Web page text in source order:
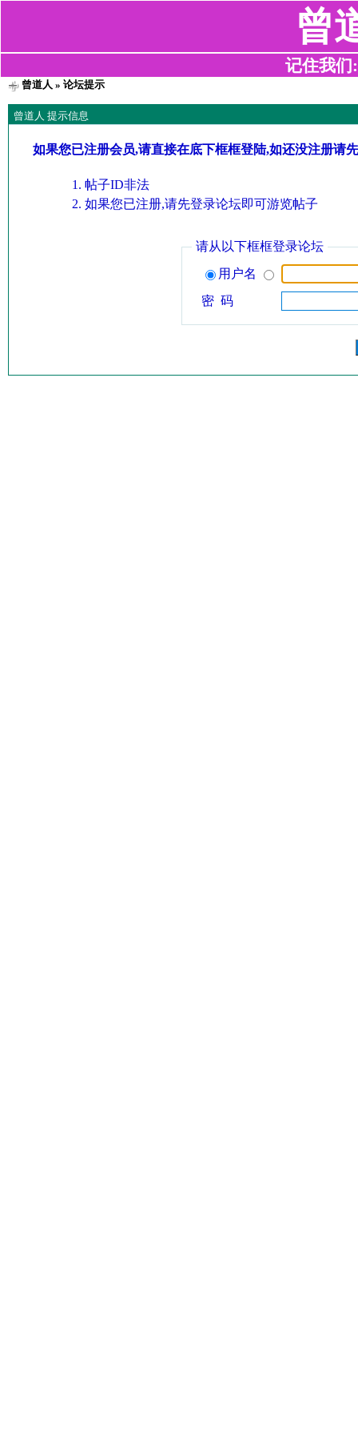
曾
记住我们
曾道人 » 论坛提示
曾道人 提示信息
如果您已注册会员,请直接在底下框框登陆,如还没注册请
帖子ID非法
如果您已注册,请先登录论坛即可游览帖子
请从以下框框登录论坛
用户名
密 码